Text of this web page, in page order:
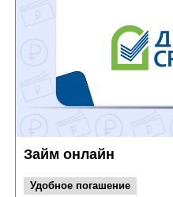
Займ онлайн
Удобное погашение